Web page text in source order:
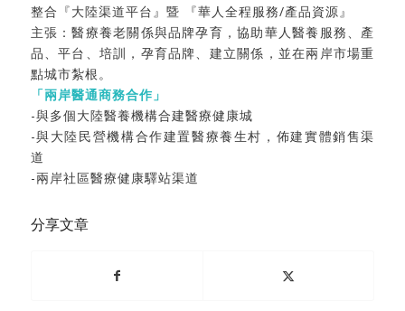
整合『大陸渠道平台』暨 『華人全程服務/產品資源』
主張：醫療養老關係與品牌孕育，協助華人醫養服務、產
品、平台、培訓，孕育品牌、建立關係，並在兩岸市場重
點城市紮根。
「兩岸醫通商務合作」
-與多個大陸醫養機構合建醫療健康城
-與大陸民營機構合作建置醫療養生村，佈建實體銷售渠
道
-兩岸社區醫療健康驛站渠道
分享文章